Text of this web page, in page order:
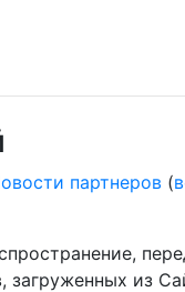
партнеров (
из